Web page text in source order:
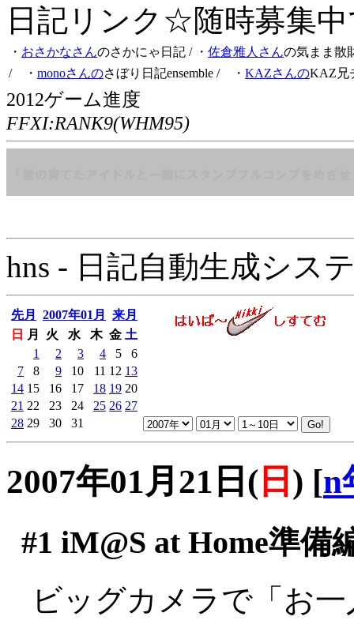
日記リンク☆随時募集
・ おさかなさんのさかにゃ日記 / ・ 佐倉雅人さんの気まま散
/ ・ monoさんのさぼり日記ensemble / ・ KAZさんのKAZ兄
2012ゲーム進度
FFXI:RANK9(WHM95)
hns - 日記自動生成シス
先月 2007年01月
来月
日
月 火 水 木 金 土
1
2 3 4 5
6
7
8 9 10 11 12 13
14 15 16 17 18 19 20
21 22 23 24 25 26 27
28 29 30 31
2007年01月21日( 日 ) [n
#1 iM@S at Home準備
ビッグカメラで「お